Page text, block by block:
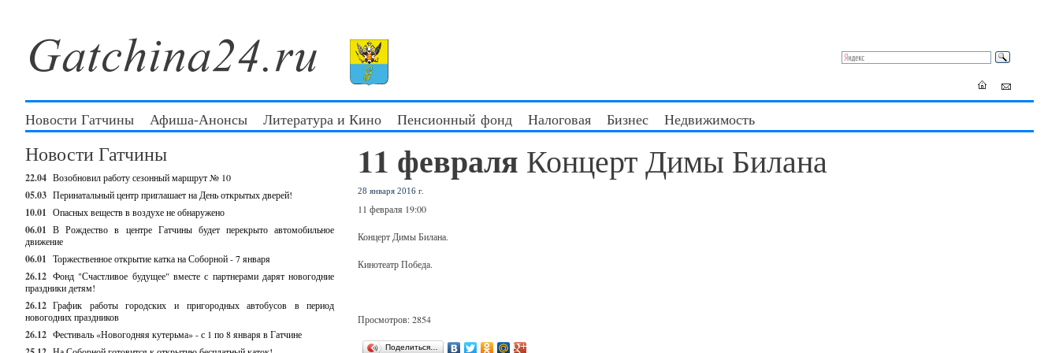
Новости Гатчины Афиша-Анонсы Литература и Кино Пенсионный фонд Налоговая Бизнес Недвижимость
Новости Гатчины
22.04 Возобновил работу сезонный маршрут № 10
05.03 Перинатальный центр приглашает на День открытых дверей!
10.01 Опасных веществ в воздухе не обнаружено
06.01 В Рождество в центре Гатчины будет перекрыто автомобильное
движение
06.01 Торжественное открытие катка на Соборной - 7 января
26.12 Фонд "Счастливое будущее" вместе с партнерами дарят новогодние
праздники детям!
26.12 График работы городских и пригородных автобусов в период
новогодних праздников
26.12 Фестиваль «Новогодняя кутерьма» - с 1 по 8 января в Гатчине
11 февраля Концерт Димы Билана
28 января 2016 г.
11 февраля 19:00
Концерт Димы Билана.
Кинотеатр Победа.
Просмотров: 2854
Поделиться…